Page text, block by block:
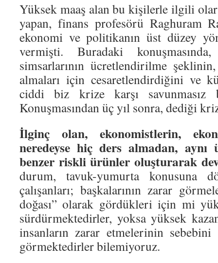
Yüksek maaş alan bu kişilerle ilgili
yapan, finans profesörü Raghuram
ekonomi ve politikanın üst düzey
vermişti. Buradaki
simsarlarının ücretlendirilme
almaları için cesaretlendirdiğini ve
ciddi biz krize karşı savunmasız
Konuşmasından üç yıl sonra, dediği
İlginç olan, ekonomistlerin,
neredeyse hiç ders almadan, aynı
benzer riskli ürünler oluşturarak
durum, tavuk-yumurta konusuna
çalışanları; başkalarının zarar
doğası” olarak gördükleri için mi
sürdürmektedirler, yoksa yüksek
insanların zarar etmelerinin sebebini
görmektedirler bilemiyoruz.